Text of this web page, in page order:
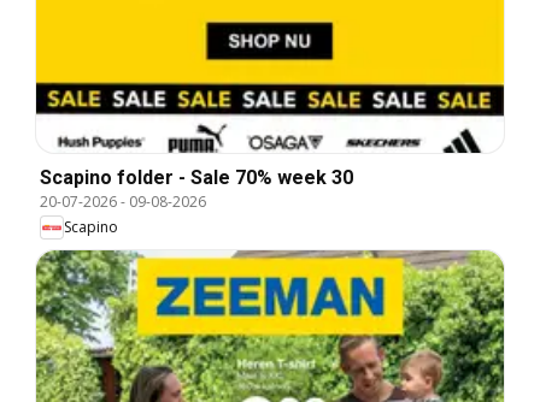
Scapino folder - Sale 70% week 30
20-07-2026- 09-08-2026
Scapino